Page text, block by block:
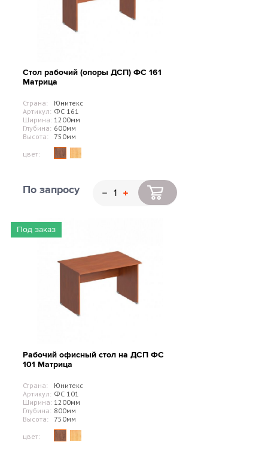
Стол рабочий (опоры ДСП) ФС 161
Матрица
Страна:
Юнитекс
Артикул: ФС 161
Ширина: 1200мм
Глубина: 600мм
Высота:
750мм
цвет:
По запросу
Под заказ
Рабочий офисный стол на ДСП ФС
101 Матрица
Страна:
Юнитекс
Артикул: ФС 101
Ширина: 1200мм
Глубина: 800мм
Высота:
750мм
цвет: